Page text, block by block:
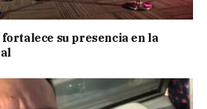
fortalece su presencia en la